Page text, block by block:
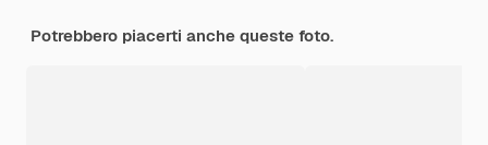
Potrebbero piacerti anche queste foto.